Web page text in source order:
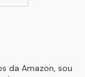
da Amazon, sou